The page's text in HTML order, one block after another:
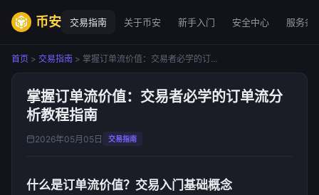
币安 交易指南 关于币安 新手入门 安全中心 服务条
首页 > 交易指南 > 掌握订单流价值：交易者必学的订...
掌握订单流价值：交易者必学的订单流分
析教程指南
2026年05月05日 交易指南
什么是订单流价值？交易入门基础概念